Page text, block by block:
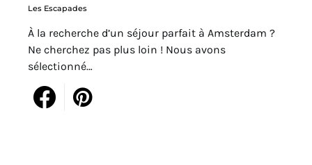
Les Escapades
À la recherche d’un séjour parfait à Amsterdam ?
Ne cherchez pas plus loin ! Nous avons
sélectionné…